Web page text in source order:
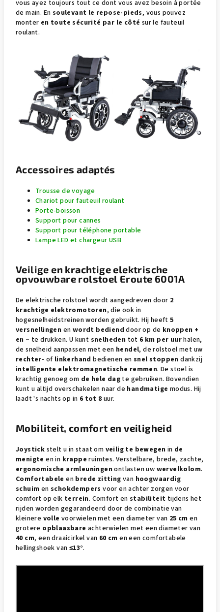
vous ayez toujours tout ce dont vous avez besoin à portée
de main. En soulevant le repose-pieds, vous pouvez
monter en toute sécurité par le côté sur le fauteuil
roulant.
Accessoires adaptés
Trousse de voyage
Chariot pour fauteuil roulant
Porte-boisson
Support pour cannes
Support pour téléphone portable
Lampe LED et chargeur USB
Veilige en krachtige elektrische
opvouwbare rolstoel Eroute 6001A
De elektrische rolstoel wordt aangedreven door 2
krachtige elektromotoren, die ook in
hogesnelheidstreinen worden gebruikt. Hij heeft5
versnellingen en wordt bediend door op de knoppen +
en – te drukken. U kunt snelheden tot 6 km per uurhalen,
de snelheid aanpassen met een hendel, de rolstoel met uw
rechter- of linkerhand bedienen ensnel stoppen dankzij
intelligente elektromagnetische remmen. De stoel is
krachtig genoeg om de hele dag te gebruiken. Bovendien
kunt u altijd overschakelen naar de handmatige modus. Hij
laadt 's nachts op in 6 tot 8uur.
Mobiliteit, comfort en veiligheid
Joystick stelt u in staat om veilig te bewegen in de
menigte en in krappe ruimtes. Verstelbare, brede, zachte,
ergonomische armleuningen ontlasten uw wervelkolom.
Comfortabele en brede zitting van hoogwaardig
schuim enschokdempers voor en achter zorgen voor
comfort op elk terrein. Comfort enstabiliteit tijdens het
rijden worden gegarandeerd door de combinatie van
kleinere volle voorwielen met een diameter van 25 cm en
grotere opblaasbare achterwielen met een diameter van
40 cm, een draaicirkel van 60 cm en een comfortabele
hellingshoek van ≤13°.